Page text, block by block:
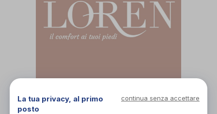
L'immagine è puramente indicativa
non rispecchiare appieno le caratteristiche del
La tua privacy, al primo
posto
continua senza accettare